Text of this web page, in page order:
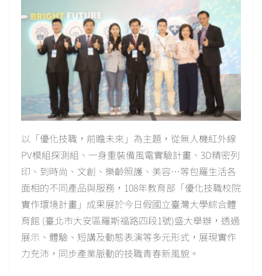
以「優化技職，前瞻未來」為主題，從無人機紅外線
PV模組探測組、一身重裝備風電實驗計畫、3D精密列
印、到時尚、文創、樂齡照護、美容…等包羅生活各
面相的不同產品與服務，108年教育部「優化技職校院
實作環境計畫」成果展於今日假國立臺灣大學綜合體
育館 (臺北市大安區羅斯福路四段1號)盛大舉辦，透過
展示、體驗、短講及動態表演等多元形式，展現實作
力充沛，同步產業脈動的技職青春新風貌。